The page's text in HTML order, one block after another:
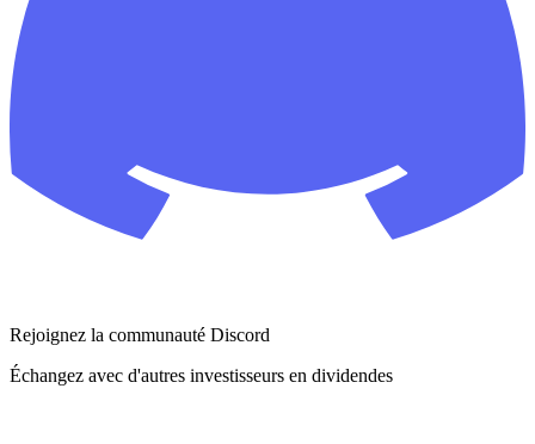
Rejoignez la communauté Discord
Échangez avec d'autres investisseurs en dividendes